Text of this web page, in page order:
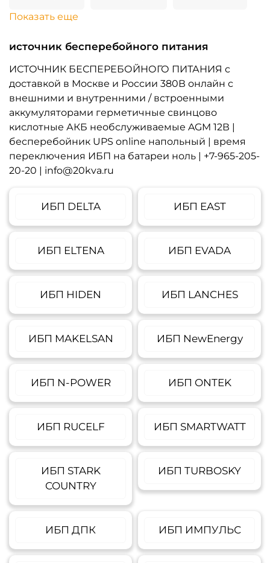
Показать еще
источник бесперебойного питания
ИСТОЧНИК БЕСПЕРЕБОЙНОГО ПИТАНИЯ с
доставкой в Москве и России 380В онлайн с
внешними и внутренними / встроенными
аккумуляторами герметичные свинцово
кислотные АКБ необслуживаемые AGM 12В |
бесперебойник UPS online напольный | время
переключения ИБП на батареи ноль | +7-965-205-
20-20 | info@20kva.ru
ИБП DELTA ИБП EAST
ИБП ELTENA ИБП EVADA
ИБП HIDEN ИБП LANCHES
ИБП MAKELSAN ИБП NewEnergy
ИБП N-POWER ИБП ONTEK
ИБП RUCELF ИБП SMARTWATT
ИБП STARK
COUNTRY
ИБП TURBOSKY
ИБП ДПК ИБП ИМПУЛЬС